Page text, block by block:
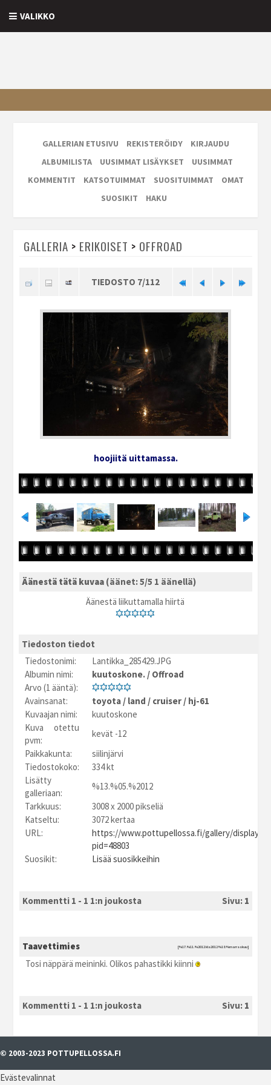
VALIKKO
GALLERIAN ETUSIVU REKISTERÖIDY
KIRJAUDU
ALBUMILISTA
UUSIMMAT LISÄYKSET
UUSIMMAT
KOMMENTIT
KATSOTUIMMAT SUOSITUIMMAT
OMAT
SUOSIKIT
HAKU
GALLERIA > ERIKOISET > OFFROAD
TIEDOSTO 7/112
hoojiitä uittamassa.
Äänestä tätä kuvaa (äänet: 5/5 1 äänellä)
Äänestä liikuttamalla hiirtä
Tiedoston tiedot
Tiedostonimi:
Lantikka_285429.JPG
Albumin nimi:
kuutoskone. / Offroad
Arvo (1 ääntä):
Avainsanat:
toyota / land / cruiser / hj-61
Kuvaajan nimi:
kuutoskone
Kuva otettu
pvm:
kevät -12
Paikkakunta:
siilinjärvi
Tiedostokoko:
334 kt
Lisätty
galleriaan:
%13.%05.%2012
Tarkkuus:
3008 x 2000 pikseliä
Katseltu:
3072 kertaa
URL:
https://www.pottupellossa.fi/gallery/
pid=48803
Suosikit:
Lisää suosikkeihin
Kommentti 1 - 1 1:n joukosta Sivu: 1
Taavettimies [%17.%11.%2012 kla2012 %18:%marraskuu]
Tosi näppärä meininki. Olikos pahastikki kiinni
Kommentti 1 - 1 1:n joukosta Sivu: 1
© 2003-2023 POTTUPELLOSSA.FI
Evästevalinnat